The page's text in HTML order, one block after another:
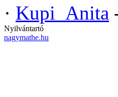
· Kupi_Anita
Nyilvántartó
nagymathe.hu